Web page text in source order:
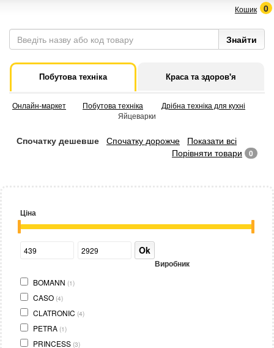
Кошик 0
Побутова техніка Краса та здоров'я
Онлайн-маркет Побутова техніка
Дрібна техніка для кухні
Яйцеварки
Спочатку дешевше Спочатку дорожче
Показати всі
Порівняти товари
0
Ціна
Ok
Виробник
BOMANN (1)
CASO (4)
CLATRONIC (4)
PETRA (1)
PRINCESS (3)